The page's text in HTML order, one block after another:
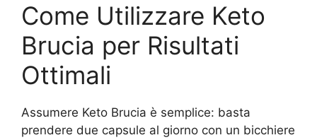
Come Utilizzare Keto
Brucia per Risultati
Ottimali
Assumere Keto Brucia è semplice: basta
prendere due capsule al giorno con un bicchiere